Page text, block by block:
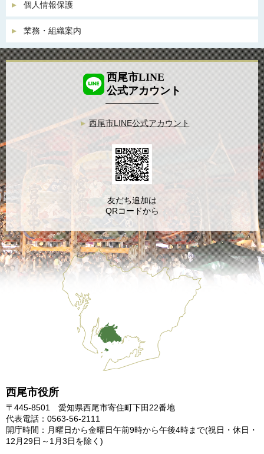
個人情報保護
業務・組織案内
西尾市役所
〒445-8501 愛知県西尾市寄住町下田22番地
代表電話：0563-56-2111
開庁時間：月曜日から金曜日午前9時から午後4時まで(祝日・休日・
12月29日～1月3日を除く)
西尾市LINE
公式アカウント
西尾市LINE公式アカウント
友だち追加は
QRコードから